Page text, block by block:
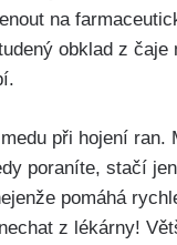
na​
obklad z
při hojení
poraníte, stačí
pomáhá
z lékárny!